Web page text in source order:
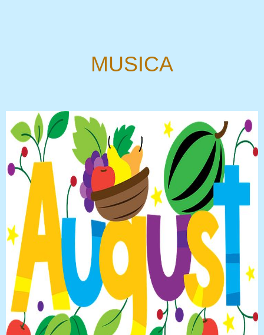
MUSICA